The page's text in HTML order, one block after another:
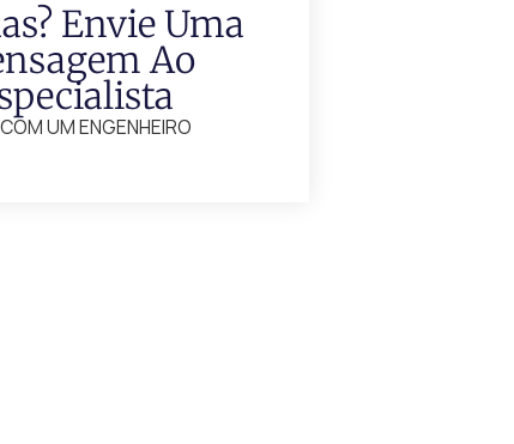
Envie Uma
Ao
UM ENGENHEIRO